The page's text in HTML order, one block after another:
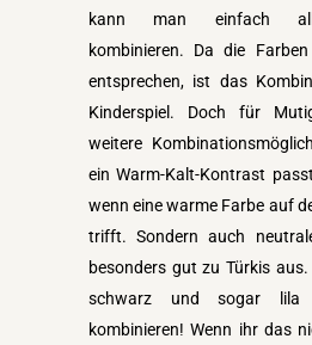
kann man einfach
kombinieren. Da die
entsprechen, ist das
Kinderspiel. Doch für
weitere
ein Warm-Kalt-Kontrast
wenn eine warme Farbe auf
trifft. Sondern auch
besonders gut zu Türkis
schwarz und sogar
kombinieren! Wenn ihr das